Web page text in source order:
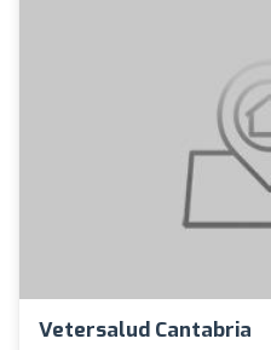
Vetersalud Cantabria